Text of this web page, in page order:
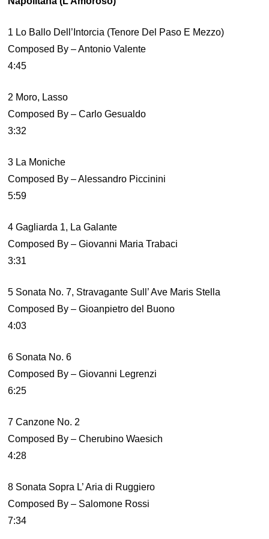
1 Lo Ballo Dell’Intorcia (Tenore Del Paso E Mezzo)
Composed By – Antonio Valente
4:45
2 Moro, Lasso
Composed By – Carlo Gesualdo
3:32
3 La Moniche
Composed By – Alessandro Piccinini
5:59
4 Gagliarda 1, La Galante
Composed By – Giovanni Maria Trabaci
3:31
5 Sonata No. 7, Stravagante Sull’ Ave Maris Stella
Composed By – Gioanpietro del Buono
4:03
6 Sonata No. 6
Composed By – Giovanni Legrenzi
6:25
7 Canzone No. 2
Composed By – Cherubino Waesich
4:28
8 Sonata Sopra L’ Aria di Ruggiero
Composed By – Salomone Rossi
7:34